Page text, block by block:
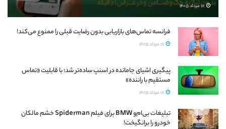
18 مرداد 1405
فرانسه تماس‌های بازاریابی بدون رضایت قبلی را ممنوع می‌کند!
پیگیری اشیای جامانده در اسنپ ساده‌تر شد؛ با قابلیت «تماس
مستقیم با راننده»
تبلیغات بی‌ام‌و BMW برای فیلم Spiderman خشم مالکان
خودرو را برانگیخت!